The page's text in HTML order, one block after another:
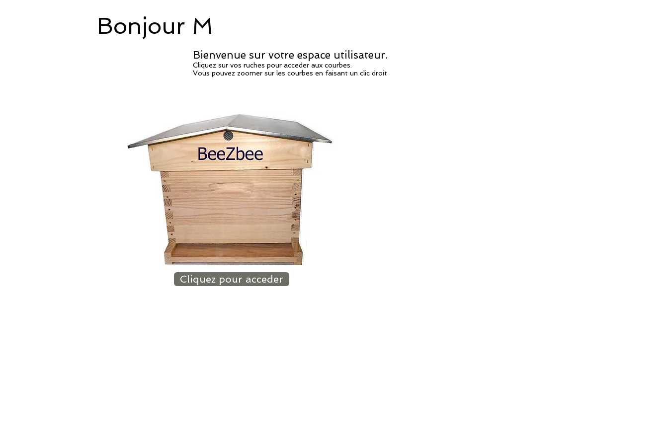
Bonjour M
Bienvenue sur votre espace utilisateur.
Cliquez sur vos ruches pour acceder aux courbes.
Vous pouvez zoomer sur les courbes en faisant un clic droit
Cliquez pour acceder